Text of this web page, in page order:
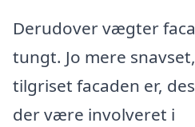
Derudover vægter
tungt. Jo mere
tilgriset facaden er,
der være involveret i